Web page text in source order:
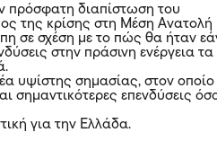
πρόσφατη διαπίστωση του
της κρίσης στη Μέση Ανατολή
σε σχέση με το πώς θα ήταν
στην πράσινη ενέργεια τα
υψίστης σημασίας, στον οποίο
σημαντικότερες επενδύσεις
για την Ελλάδα.